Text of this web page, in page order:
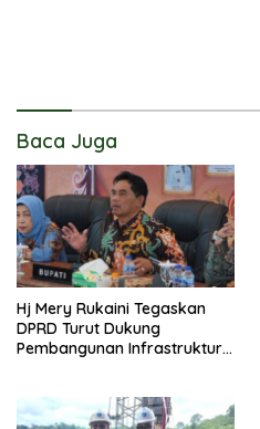
Baca Juga
Hj Mery Rukaini Tegaskan
DPRD Turut Dukung
Pembangunan Infrastruktur